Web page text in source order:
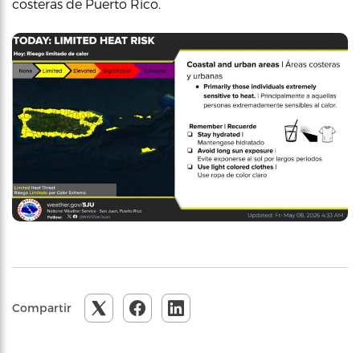
costeras de Puerto Rico.
Compartir